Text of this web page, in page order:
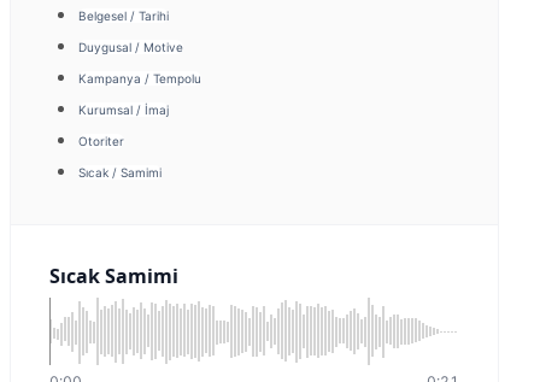
Belgesel / Tarihi
Duygusal / Motive
Kampanya / Tempolu
Kurumsal / İmaj
Otoriter
Sıcak / Samimi
Sıcak Samimi